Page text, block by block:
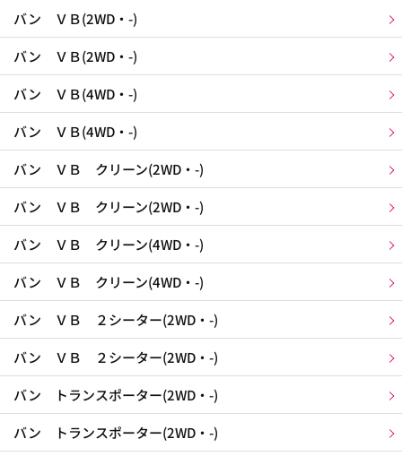
バン ＶＢ(2WD・-)
バン ＶＢ(2WD・-)
バン ＶＢ(4WD・-)
バン ＶＢ(4WD・-)
バン ＶＢ クリーン(2WD・-)
バン ＶＢ クリーン(2WD・-)
バン ＶＢ クリーン(4WD・-)
バン ＶＢ クリーン(4WD・-)
バン ＶＢ ２シーター(2WD・-)
バン ＶＢ ２シーター(2WD・-)
バン トランスポーター(2WD・-)
バン トランスポーター(2WD・-)